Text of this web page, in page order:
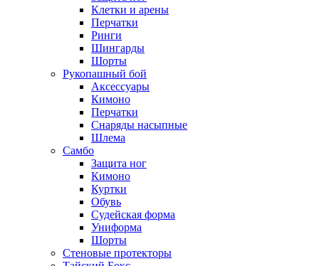
Клетки и арены
Перчатки
Ринги
Шингарды
Шорты
Рукопашный бой
Аксессуары
Кимоно
Перчатки
Снаряды насыпные
Шлема
Самбо
Защита ног
Кимоно
Куртки
Обувь
Судейская форма
Униформа
Шорты
Стеновые протекторы